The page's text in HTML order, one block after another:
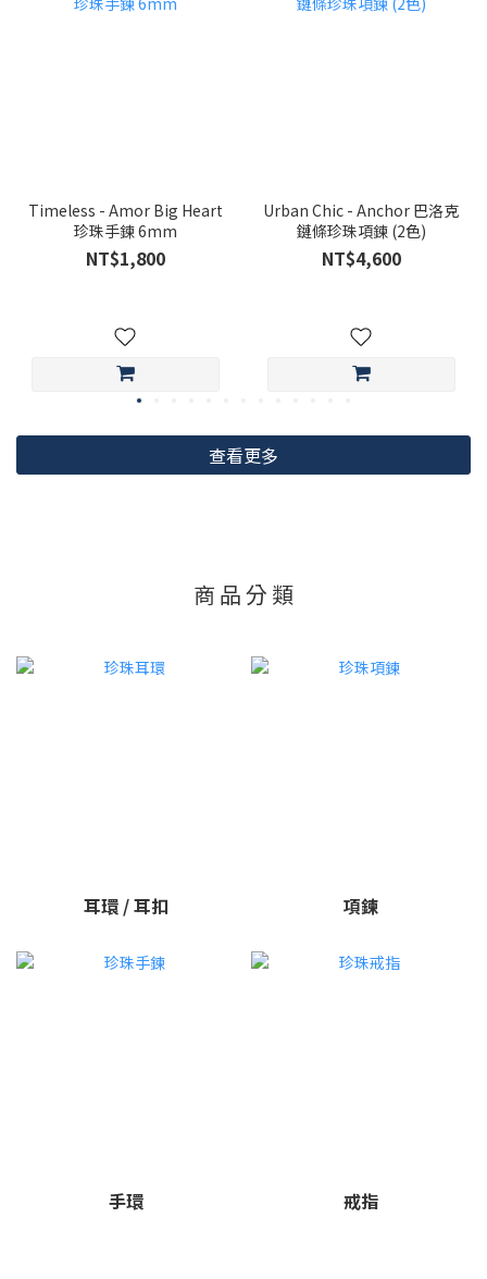
Timeless - Amor Big Heart
珍珠手鍊 6mm
NT$1,800
Urban Chic - Anchor 巴洛克
鏈條珍珠項鍊 (2色)
NT$4,600
查看更多
商 品 分 類
耳環 / 耳扣 項鍊
手環 戒指